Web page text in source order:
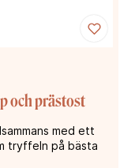
och prästost
med ett
tryffeln på bästa